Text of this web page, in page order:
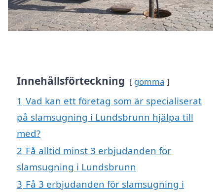
Innehållsförteckning gömma
1 Vad kan ett företag som är specialiserat
på slamsugning i Lundsbrunn hjälpa till
med?
2 Få alltid minst 3 erbjudanden för
slamsugning i Lundsbrunn
3 Få 3 erbjudanden för slamsugning i